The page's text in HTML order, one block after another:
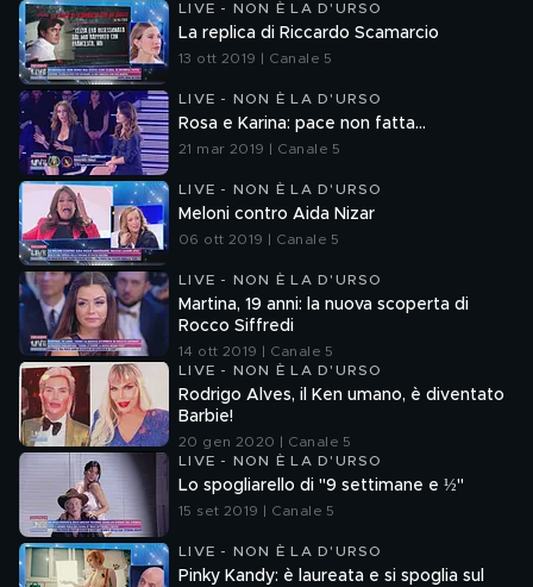
LIVE - NON È LA D'URSO
La replica di Riccardo Scamarcio
13 ott 2019 | Canale 5
LIVE - NON È LA D'URSO
Rosa e Karina: pace non fatta...
21 mar 2019 | Canale 5
LIVE - NON È LA D'URSO
Meloni contro Aida Nizar
06 ott 2019 | Canale 5
LIVE - NON È LA D'URSO
Martina, 19 anni: la nuova scoperta di
Rocco Siffredi
14 ott 2019 | Canale 5
LIVE - NON È LA D'URSO
Rodrigo Alves, il Ken umano, è diventato
Barbie!
20 gen 2020 | Canale 5
LIVE - NON È LA D'URSO
Lo spogliarello di "9 settimane e ½"
15 set 2019 | Canale 5
LIVE - NON È LA D'URSO
Pinky Kandy: è laureata e si spoglia sul